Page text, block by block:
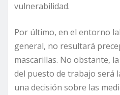
vulnerabilidad.
Por último, en el entorno
general, no resultará
mascarillas. No obstante,
del puesto de trabajo será
una decisión sobre las